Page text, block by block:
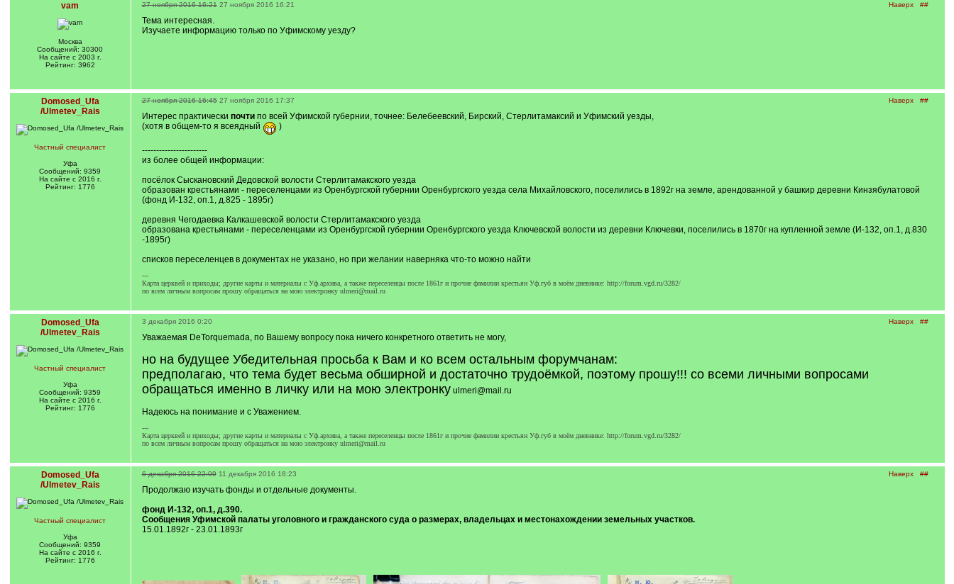
vam
Москва
Сообщений: 30300
На сайте с 2003 г.
Рейтинг: 3962
Наверх ##
27 ноября 2016 16:21 27 ноября 2016 16:21
Тема интересная.
Изучаете информацию только по Уфимскому уезду?
Domosed_Ufa
/Ulmetev_Rais
Частный специалист
Уфа
Сообщений: 9359
На сайте с 2016 г.
Рейтинг: 1776
Наверх ##
27 ноября 2016 16:45 27 ноября 2016 17:37
Интерес практически почтипо всей Уфимской губернии, точнее: Белебеевский, Бирский, Стерлитамаксий и Уфимский уезды,
(хотя в общем-то я всеядный
)
-----------------------
из более общей информации:
посёлок Сыскановский Дедовской волости Стерлитамакского уезда
образован крестьянами - переселенцами из Оренбургской губернии Оренбургского уезда села Михайловского, поселились в 1892г на земле, арендованной у башкир деревни Кинзябулатовой
(фонд И-132, оп.1, д.825 - 1895г)
деревня Чегодаевка Калкашевской волости Стерлитамакского уезда
образована крестьянами - переселенцами из Оренбургской губернии Оренбургского уезда Ключевской волости из деревни Ключевки, поселились в 1870г на купленной земле (И-132, оп.1, д.830
-1895г)
списков переселенцев в документах не указано, но при желании наверняка что-то можно найти
---
Карта церквей и приходы; другие карты и материалы с Уф.архива, а также переселенцы после 1861г и прочие фамилии крестьян Уф.губ в моём дневнике: http://forum.vgd.ru/3282/
по всем личным вопросам прошу обращаться на мою электронку ulmeri@mail.ru
Domosed_Ufa
/Ulmetev_Rais
Частный специалист
Уфа
Сообщений: 9359
На сайте с 2016 г.
Рейтинг: 1776
Наверх ##
3 декабря 2016 0:20
Уважаемая DeTorquemada, по Вашему вопросу пока ничего конкретного ответить не могу,
но на будущее Убедительная просьба к Вам и ко всем остальным форумчанам:
предполагаю, что тема будет весьма обширной и достаточно трудоёмкой, поэтому прошу!!! со всеми личными вопросами
обращаться именно в личку или на мою электронкуulmeri@mail.ru
Надеюсь на понимание и с Уважением.
---
Карта церквей и приходы; другие карты и материалы с Уф.архива, а также переселенцы после 1861г и прочие фамилии крестьян Уф.губ в моём дневнике: http://forum.vgd.ru/3282/
по всем личным вопросам прошу обращаться на мою электронку ulmeri@mail.ru
Domosed_Ufa
/Ulmetev_Rais
Частный специалист
Уфа
Сообщений: 9359
На сайте с 2016 г.
Рейтинг: 1776
Наверх ##
6 декабря 2016 22:09 11 декабря 2016 18:23
Продолжаю изучать фонды и отдельные документы.
фонд И-132, оп.1, д.390.
Сообщения Уфимской палаты уголовного и гражданского суда о размерах, владельцах и местонахождении земельных участков.
15.01.1892г - 23.01.1893г